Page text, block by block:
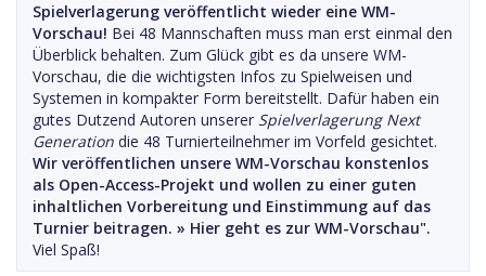
Spielverlagerung veröffentlicht wieder eine WM-
Vorschau! Bei 48 Mannschaften muss man erst einmal den
Überblick behalten. Zum Glück gibt es da unsere WM-
Vorschau, die die wichtigsten Infos zu Spielweisen und
Systemen in kompakter Form bereitstellt. Dafür haben ein
gutes Dutzend Autoren unserer Spielverlagerung Next
Generation die 48 Turnierteilnehmer im Vorfeld gesichtet.
Wir veröffentlichen unsere WM-Vorschau konstenlos
als Open-Access-Projekt und wollen zu einer guten
inhaltlichen Vorbereitung und Einstimmung auf das
Turnier beitragen. » Hier geht es zur WM-Vorschau".
Viel Spaß!